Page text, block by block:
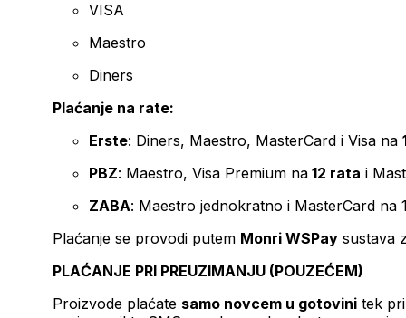
VISA
Maestro
Diners
Plaćanje na rate:
Erste: Diners, Maestro, MasterCard i Visa na
PBZ: Maestro, Visa Premium na 12 rata i
ZABA: Maestro jednokratno i MasterCard na
Plaćanje se provodi putem Monri WSPay sustava
PLAĆANJE PRI PREUZIMANJU (POUZEĆEM)
Proizvode plaćate samo novcem u gotovini tek